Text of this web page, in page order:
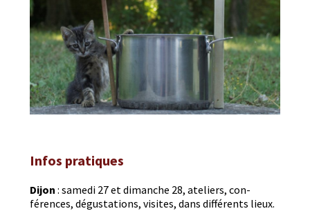
Infos pratiques
Dijon : same­di 27 et dimanche 28, ate­liers, con­
férences, dégus­ta­tions, vis­ites, dans dif­férents lieux.